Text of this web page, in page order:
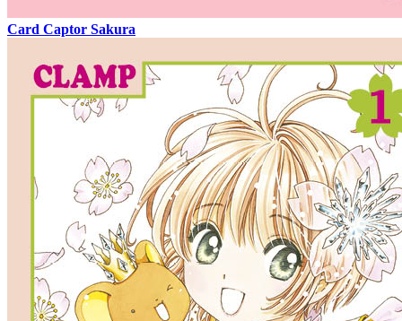
Card Captor Sakura